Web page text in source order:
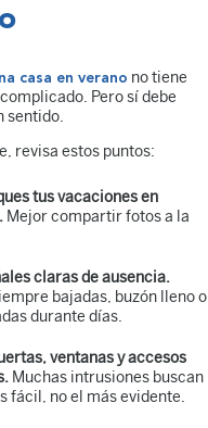
casa en verano no tiene
Pero sí debe
sentido.
revisa estos puntos:
tus vacaciones en
Mejor compartir fotos a la
claras de ausencia.
bajadas, buzón lleno o
durante días.
ventanas y accesos
Muchas intrusiones buscan
fácil, no el más evidente.